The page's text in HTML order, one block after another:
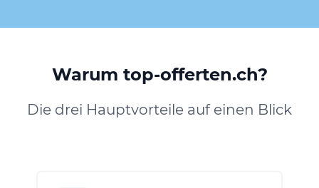
Warum top-offerten.ch?
Die drei Hauptvorteile auf einen Blick